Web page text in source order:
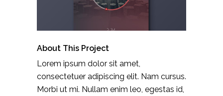
About This Project
Lorem ipsum dolor sit amet,
consectetuer adipiscing elit. Nam cursus.
Morbi ut mi. Nullam enim leo, egestas id,